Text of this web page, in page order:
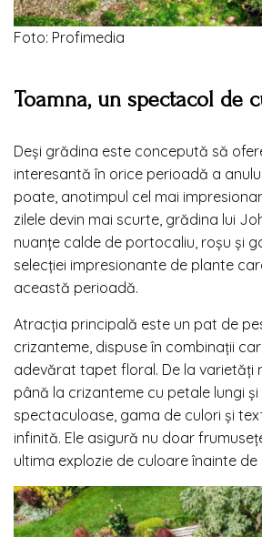
Foto: Profimedia
Toamna, un spectacol de
Deși grădina este concepută să
interesantă în orice perioadă a
poate, anotimpul cel mai
zilele devin mai scurte, grădina lui
nuanțe calde de portocaliu, roșu și
selecției impresionante de plante
această perioadă.
Atracția principală este un pat de
crizanteme, dispuse în combinații
adevărat tapet floral. De la varietăți
până la crizanteme cu petale lungi
spectaculoase, gama de culori și
infinită. Ele asigură nu doar
ultima explozie de culoare înainte de